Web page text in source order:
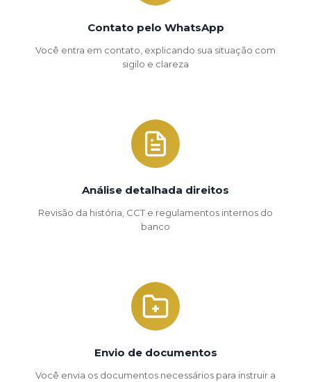
Contato pelo WhatsApp
Você entra em contato, explicando sua situação com
sigilo e clareza
Análise detalhada direitos
Revisão da história, CCT e regulamentos internos do
banco
Envio de documentos
Você envia os documentos necessários para instruir a